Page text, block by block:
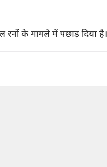
रनों के मामले में पछाड़ दिया है।